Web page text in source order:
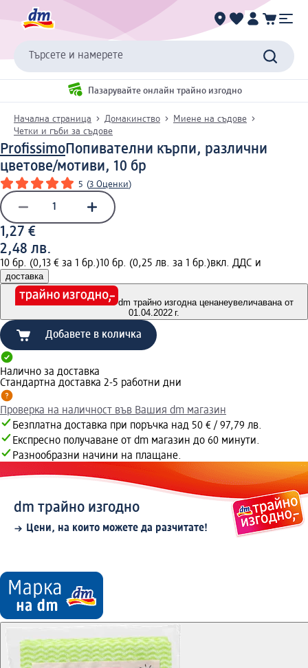
Търсете и намерете
Пазарувайте онлайн трайно изгодно
Начална страница Домакинство
Миене на съдове
Четки и гъби за съдове
ProfissimoПопивателни кърпи, различни
цветове/мотиви, 10 бр
5 (3 Оценки)
1,27 €
2,48 лв.
10 бр. (0,13 € за 1 бр.)10 бр. (0,25 лв. за 1 бр.)вкл. ДДС и
доставка
dm трайно изгодна ценанеувеличавана от
01.04.2022 г.
Добавете в количка
Налично за доставка
Стандартна доставка 2-5 работни дни
Проверка на наличност във Вашия dm магазин
Безплатна доставка при поръчка над 50 € / 97,79 лв.
Експресно получаване от dm магазин до 60 минути.
Разнообразни начини на плащане.
dm трайно изгодно
Цени, на които можете да разчитате!